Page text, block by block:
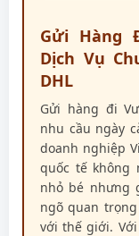
Gửi Hàng
Dịch Vụ
DHL
Gửi hàng đi
nhu cầu ngày
doanh nghiệp
quốc tế không
nhỏ bé nhưng
ngõ quan
với thế giới.